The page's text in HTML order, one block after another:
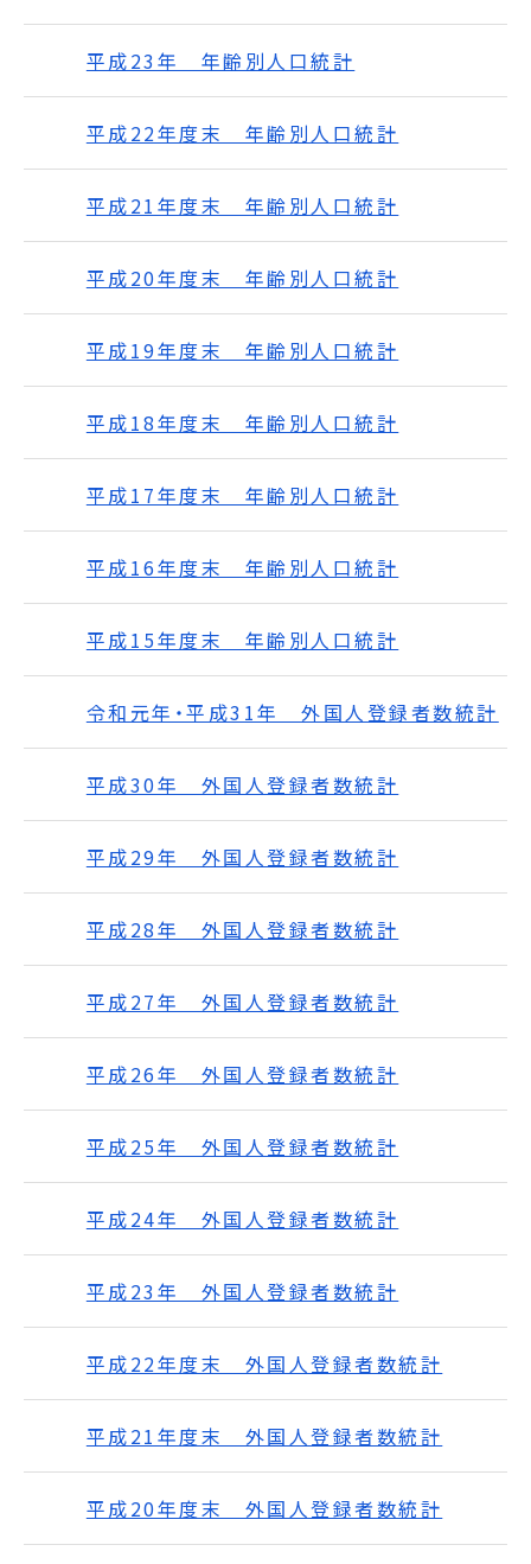
平成23年 年齢別人口統計
平成22年度末 年齢別人口統計
平成21年度末 年齢別人口統計
平成20年度末 年齢別人口統計
平成19年度末 年齢別人口統計
平成18年度末 年齢別人口統計
平成17年度末 年齢別人口統計
平成16年度末 年齢別人口統計
平成15年度末 年齢別人口統計
令和元年・平成31年 外国人登録者数統計
平成30年 外国人登録者数統計
平成29年 外国人登録者数統計
平成28年 外国人登録者数統計
平成27年 外国人登録者数統計
平成26年 外国人登録者数統計
平成25年 外国人登録者数統計
平成24年 外国人登録者数統計
平成23年 外国人登録者数統計
平成22年度末 外国人登録者数統計
平成21年度末 外国人登録者数統計
平成20年度末 外国人登録者数統計